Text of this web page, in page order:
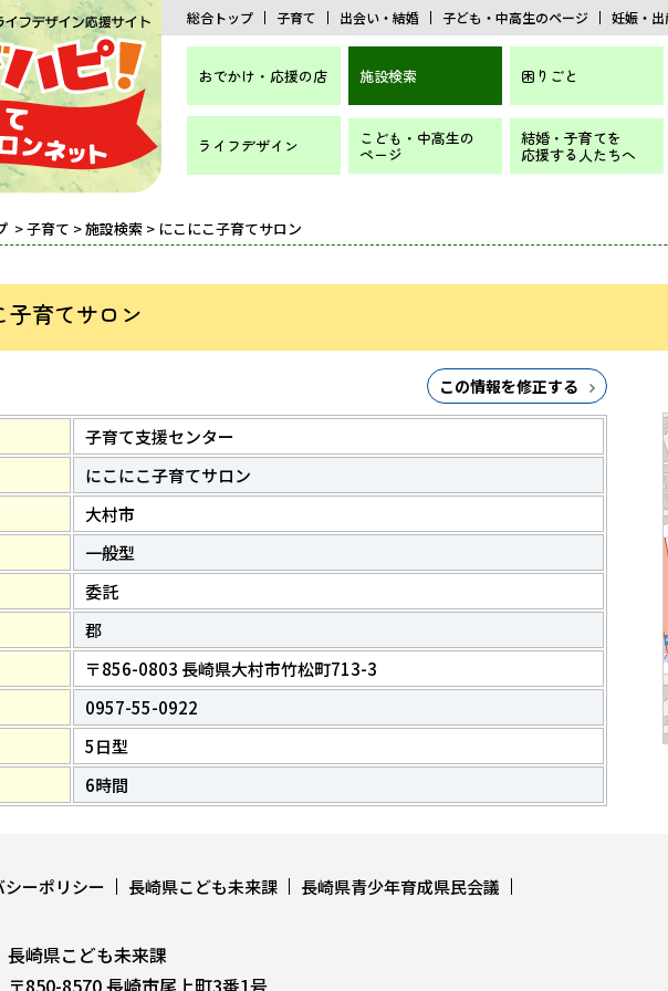
総合トップ 子育て 出会い・結婚 子ども・中高生のページ 妊娠・出
おでかけ・応援の店 施設検索 困りごと
ライフデザイン こども・中高生の
ページ
結婚・子育てを
応援する人たちへ
>子育て >施設検索 > にこにこ子育てサロン
子育てサロン
この情報を修正する
子育て支援センター
にこにこ子育てサロン
大村市
一般型
委託
郡
〒856-0803 長崎県大村市竹松町713-3
0957-55-0922
5日型
6時間
シーポリシー 長崎県こども未来課 長崎県青少年育成県民会議
長崎県こども未来課
〒850-8570 長崎市尾上町3番1号